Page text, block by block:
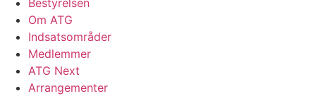
Bestyrelsen
Om ATG
Indsatsområder
Medlemmer
ATG Next
Arrangementer